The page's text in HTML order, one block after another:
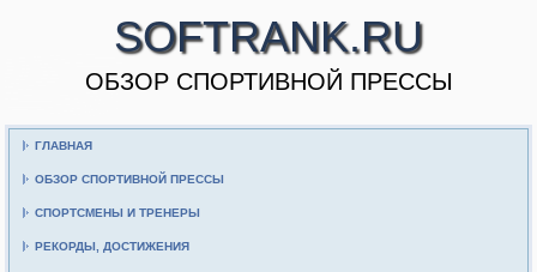
SOFTRANK.RU
ОБЗОР СПОРТИВНОЙ ПРЕССЫ
ГЛАВНАЯ
ОБЗОР СПОРТИВНОЙ ПРЕССЫ
СПОРТСМЕНЫ И ТРЕНЕРЫ
РЕКОРДЫ, ДОСТИЖЕНИЯ